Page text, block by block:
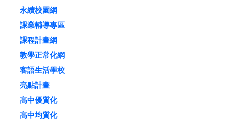
永續校園網
課業輔導專區
課程計畫網
教學正常化網
客語生活學校
亮點計畫
高中優質化
高中均質化